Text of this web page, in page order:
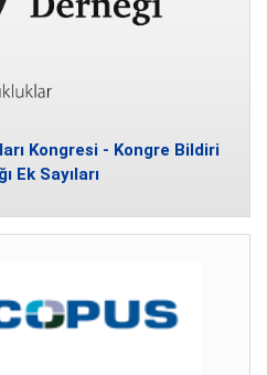
Kongresi - Kongre Bildiri
Ek Sayıları